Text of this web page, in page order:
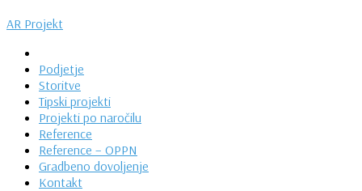
AR Projekt
Podjetje
Storitve
Tipski projekti
Projekti po naročilu
Reference
Reference – OPPN
Gradbeno dovoljenje
Kontakt